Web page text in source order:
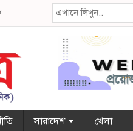
সারাদেশ খেলা